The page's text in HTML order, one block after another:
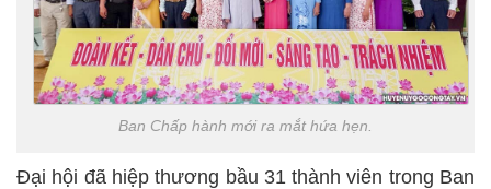
Ban Chấp hành mới ra mắt hứa hẹn.
Đại hội đã hiệp thương bầu 31 thành viên trong Ban